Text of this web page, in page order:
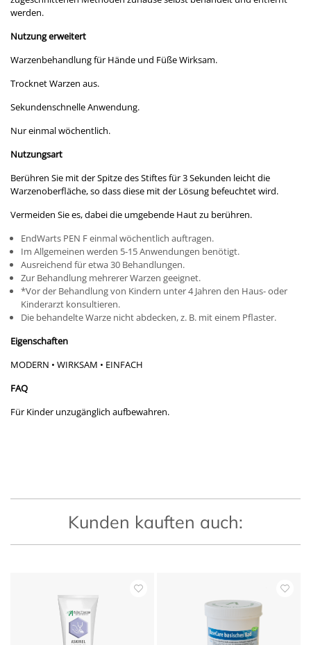
werden.
Nutzung erweitert
Warzenbehandlung für Hände und Füße Wirksam.
Trocknet Warzen aus.
Sekundenschnelle Anwendung.
Nur einmal wöchentlich.
Nutzungsart
Berühren Sie mit der Spitze des Stiftes für 3 Sekunden leicht die
Warzenoberfläche, so dass diese mit der Lösung befeuchtet wird.
Vermeiden Sie es, dabei die umgebende Haut zu berühren.
EndWarts PEN F einmal wöchentlich auftragen.
Im Allgemeinen werden 5-15 Anwendungen benötigt.
Ausreichend für etwa 30 Behandlungen.
Zur Behandlung mehrerer Warzen geeignet.
*Vor der Behandlung von Kindern unter 4 Jahren den Haus- oder
Kinderarzt konsultieren.
Die behandelte Warze nicht abdecken, z. B. mit einem Pflaster.
Eigenschaften
MODERN • WIRKSAM • EINFACH
FAQ
Für Kinder unzugänglich aufbewahren.
Kunden kauften auch: